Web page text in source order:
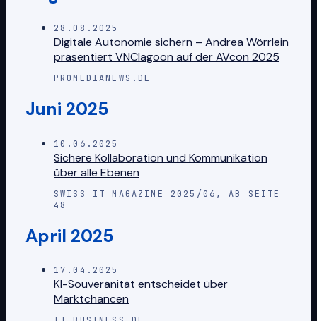
28.08.2025
Digitale Autonomie sichern – Andrea Wörrlein
präsentiert VNClagoon auf der AVcon 2025
PROMEDIANEWS.DE
Juni 2025
10.06.2025
Sichere Kollaboration und Kommunikation
über alle Ebenen
SWISS IT MAGAZINE 2025/06, AB SEITE
48
April 2025
17.04.2025
KI-Souveränität entscheidet über
Marktchancen